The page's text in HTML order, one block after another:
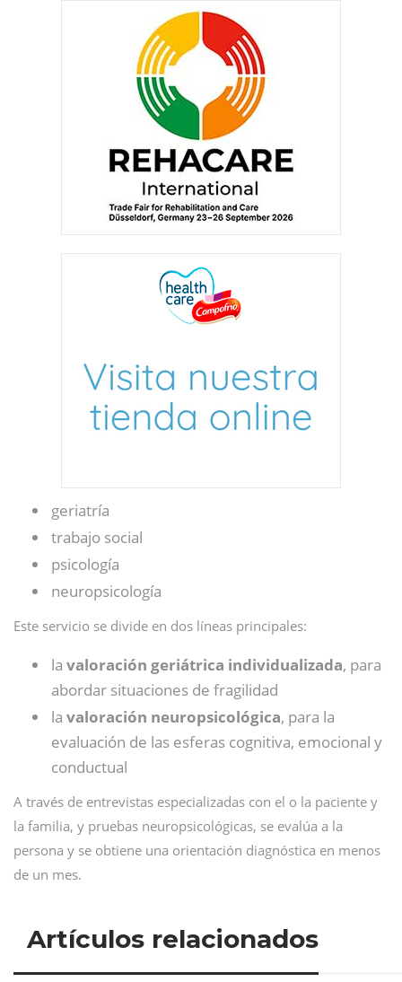
geriatría
trabajo social
psicología
neuropsicología
Este servicio se divide en dos líneas principales:
la valoración geriátrica individualizada, para
abordar situaciones de fragilidad
la valoración neuropsicológica, para la
evaluación de las esferas cognitiva, emocional y
conductual
A través de entrevistas especializadas con el o la paciente y
la familia, y pruebas neuropsicológicas, se evalúa a la
persona y se obtiene una orientación diagnóstica en menos
de un mes.
Artículos relacionados